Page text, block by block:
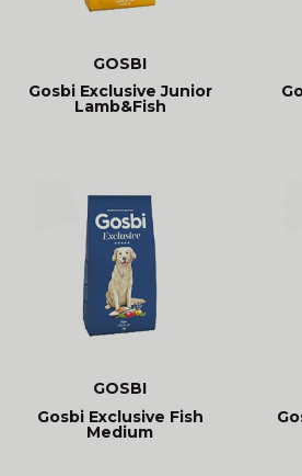
GOSBI
Gosbi Exclusive Junior
Lamb&Fish
GOSBI
Gosbi Exclusive Fish
Medium